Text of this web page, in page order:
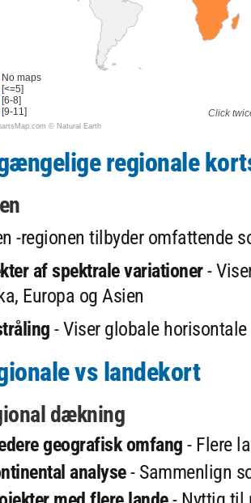
Click
No maps
[<=5]
[6-8]
[9-11]
© Natural Earth
regionale
-regionen tilbyder omfattende
af spektrale variationer-
Europa og Asien
- Viser globale
vs landekort
dækning
geografisk omfang - Flere
analyse- Sammenlign